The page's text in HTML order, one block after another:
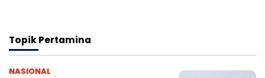
TopikPertamina
NASIONAL